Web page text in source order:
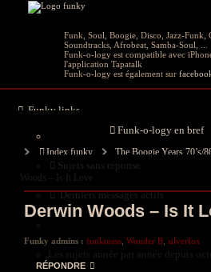
Funk, Soul, Boogie, Disco, Jazz-
Soundtracks, Afrobeat, Samba-Soul, ...
Funk-o-logy est compatible avec
l'application Tapatalk
Funk-o-logy est également sur
Funky links
Sujets sans réponse
Derniers messages actifs
Les sujets année par année depuis
Funk-o-logy en bref
Index funky
The Boogie Years 70’s/
Woods ‎– Is It Love
Derwin Woods ‎– Is It
Funky admins : funkiness Wonder B silverfox
RÉPONDRE